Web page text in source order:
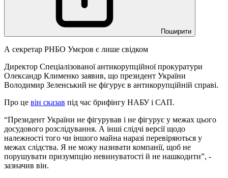
Поширити
А секретар РНБО Умєров є лише свідком
Директор Спеціалізованої антикорупційної прокуратури
Олександр Клименко заявив, що президент України
Володимир Зеленський не фігурує в антикорупційній справі.
Про це він сказав під час брифінгу НАБУ і САП.
“Президент України не фігурував і не фігурує у межах цього
досудового розслідування. А інші слідчі версії щодо
належності того чи іншого майна наразі перевіряються у
межах слідства. Я не можу називати компанії, щоб не
порушувати призумпцію невинуватості й не нашкодити”, -
зазначив він.